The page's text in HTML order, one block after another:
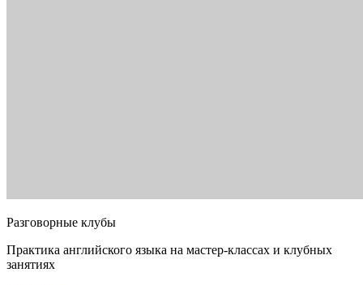
Разговорные клубы
Практика английского языка на мастер-классах и клубных
занятиях